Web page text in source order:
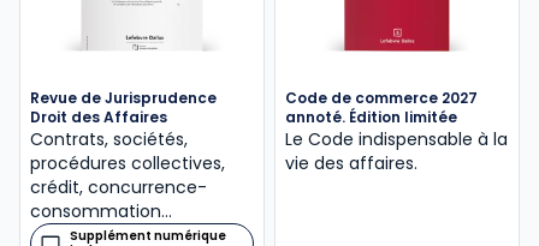
Revue de Jurisprudence
Droit des Affaires
Contrats, sociétés,
procédures collectives,
crédit, concurrence-
consommation…
Supplément numérique
Code de commerce 2027
annoté. Édition limitée
Le Code indispensable à la
vie des affaires.